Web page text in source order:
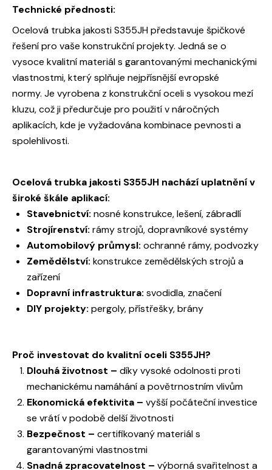
Technické přednosti:
Ocelová trubka jakosti S355JH představuje špičkové
řešení pro vaše konstrukční projekty. Jedná se o
vysoce kvalitní materiál s garantovanými mechanickými
vlastnostmi, který splňuje nejpřísnější evropské
normy. Je vyrobena z konstrukční oceli s vysokou mezí
kluzu, což ji předurčuje pro použití v náročných
aplikacích, kde je vyžadována kombinace pevnosti a
spolehlivosti.
Ocelová trubka jakosti S355JH nachází uplatnění v
široké škále aplikací:
Stavebnictví: nosné konstrukce, lešení, zábradlí
Strojírenství: rámy strojů, dopravníkové systémy
Automobilový průmysl: ochranné rámy, podvozky
Zemědělství: konstrukce zemědělských strojů a
zařízení
Dopravní infrastruktura: svodidla, značení
DIY projekty: pergoly, přístřešky, brány
Proč investovat do kvalitní oceli S355JH?
Dlouhá životnost – díky vysoké odolnosti proti
mechanickému namáhání a povětrnostním vlivům
Ekonomická efektivita – vyšší počáteční investice
se vrátí v podobě delší životnosti
Bezpečnost – certifikovaný materiál s
garantovanými vlastnostmi
Snadná zpracovatelnost – výborná svařitelnost a